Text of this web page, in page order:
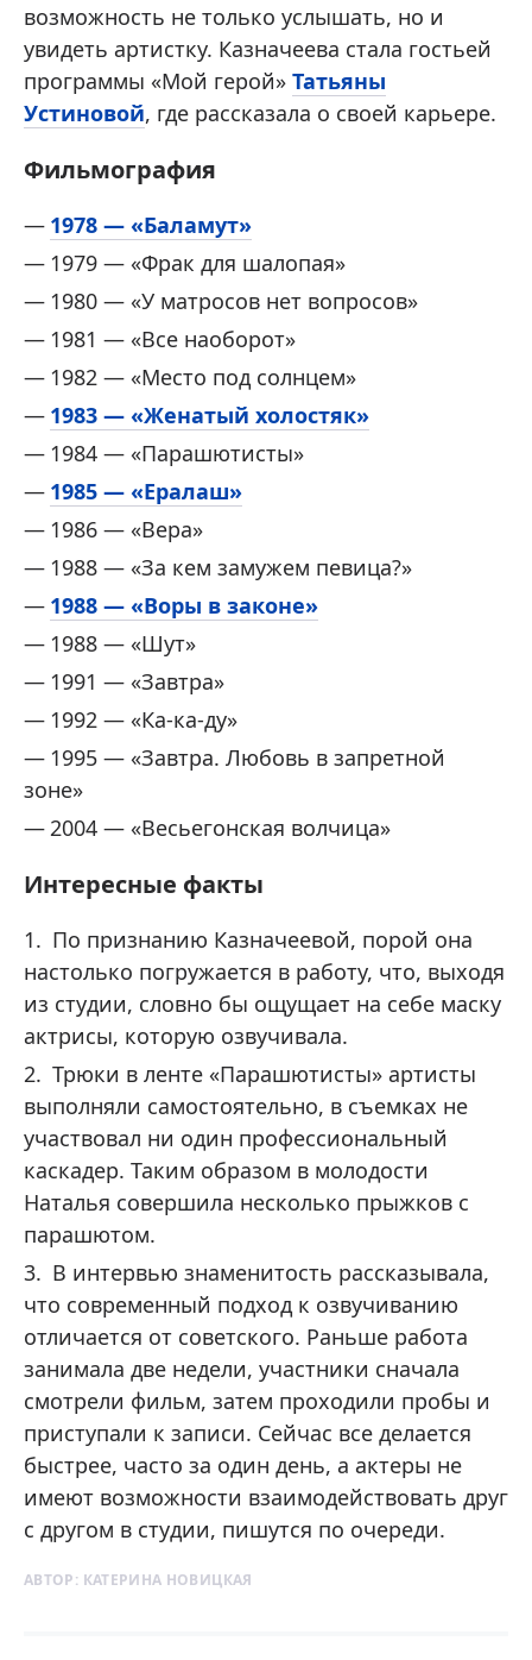
возможность не только услышать, но и
увидеть артистку. Казначеева стала гостьей
программы «Мой герой» Татьяны
Устиновой, где рассказала о своей карьере.
Фильмография
1978 — «Баламут»
1979 — «Фрак для шалопая»
1980 — «У матросов нет вопросов»
1981 — «Все наоборот»
1982 — «Место под солнцем»
1983 — «Женатый холостяк»
1984 — «Парашютисты »
1985 — «Ералаш»
1986 — «Вера»
1988 — «За кем замужем певица?»
1988 — «Воры в законе»
1988 — «Шут»
1991 — «Завтра»
1992 — «Ка-ка-ду»
1995 — «Завтра. Любовь в запретной
зоне»
2004 — «Весьегонская волчица»
Интересные факты
По признанию Казначеевой, порой она
настолько погружается в работу, что, выходя
из студии, словно бы ощущает на себе маску
актрисы, которую озвучивала.
Трюки в ленте «Парашютисты» артисты
выполняли самостоятельно, в съемках не
участвовал ни один профессиональный
каскадер. Таким образом в молодости
Наталья совершила несколько прыжков с
парашютом.
В интервью знаменитость рассказывала,
что современный подход к озвучиванию
отличается от советского. Раньше работа
занимала две недели, участники сначала
смотрели фильм, затем проходили пробы и
приступали к записи. Сейчас все делается
быстрее, часто за один день, а актеры не
имеют возможности взаимодействовать друг
с другом в студии, пишутся по очереди.
АВТОР: КАТЕРИНА НОВИЦКАЯ